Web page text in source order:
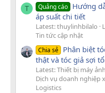
T Quảng cáo Hướng
áp suất chi tiết
Latest: thuylinhbilalo
Tin tức cập nhật
Chia sẻ Phân biệt
thật và tóc giả sợi
Latest: Thiết bị máy ảnh
Dịch vụ doanh nghiệp
Logistics